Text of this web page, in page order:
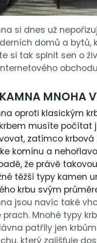
si dnes už
domů a bytů,
si tak splnit sen o
obchodu
MNOHA
oproti klasickým
musíte počítat
zatímco
komínu a
že právě
těžší typy kamen
krbu svým
jsou navíc také
prach. Mnohé typy
patřily jen
který zajišťuje